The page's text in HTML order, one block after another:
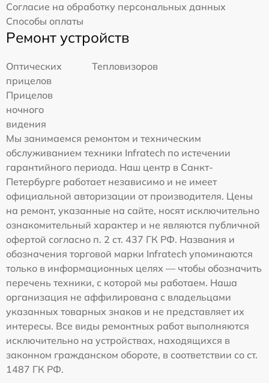
Согласие на обработку персональных данных
Способы оплаты
Ремонт устройств
Оптических
прицелов
Тепловизоров
Прицелов
ночного
видения
Мы занимаемся ремонтом и техническим
обслуживанием техники Infratech по истечении
гарантийного периода. Наш центр в Санкт-
Петербурге работает независимо и не имеет
официальной авторизации от производителя. Цены
на ремонт, указанные на сайте, носят исключительно
ознакомительный характер и не являются публичной
офертой согласно п. 2 ст. 437 ГК РФ. Названия и
обозначения торговой марки Infratech упоминаются
только в информационных целях — чтобы обозначить
перечень техники, с которой мы работаем. Наша
организация не аффилирована с владельцами
указанных товарных знаков и не представляет их
интересы. Все виды ремонтных работ выполняются
исключительно на устройствах, находящихся в
законном гражданском обороте, в соответствии со ст.
1487 ГК РФ.